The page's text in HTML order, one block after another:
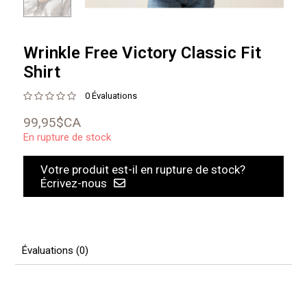
Wrinkle Free Victory Classic Fit
Shirt
0 Évaluations
99,95$CA
En rupture de stock
Votre produit est-il en rupture de stock?
Écrivez-nous
Évaluations (0)